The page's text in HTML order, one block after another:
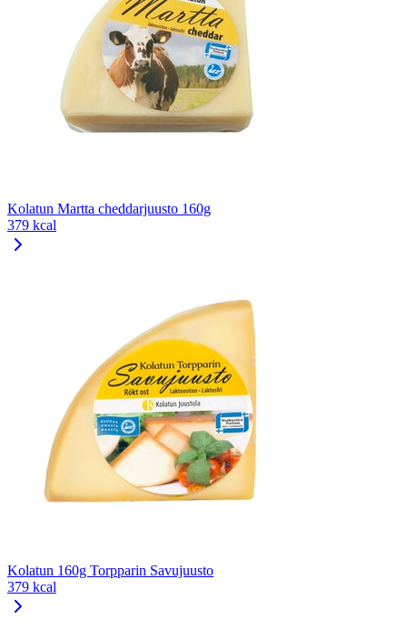
Kolatun Martta cheddarjuusto 160g
379 kcal
Kolatun 160g Torpparin Savujuusto
379 kcal